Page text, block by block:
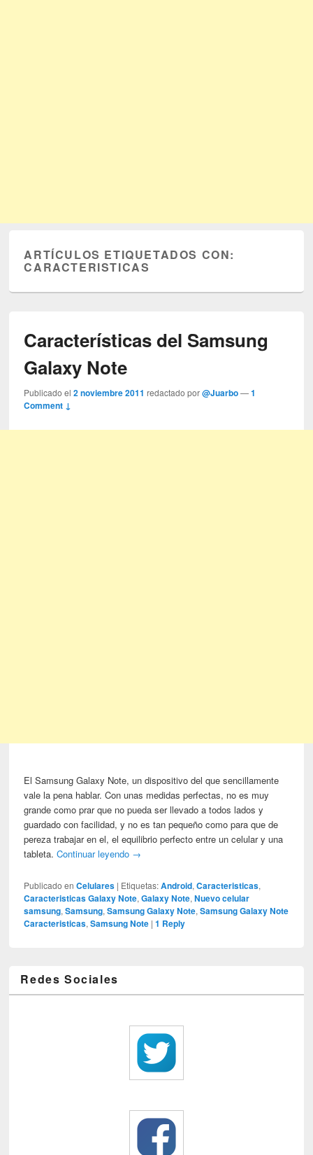
ARTÍCULOS ETIQUETADOS CON:
CARACTERISTICAS
Características del Samsung
Galaxy Note
Publicado el2 noviembre 2011 redactado por@Juarbo —1
Comment ↓
El Samsung Galaxy Note, un dispositivo del que sencillamente
vale la pena hablar. Con unas medidas perfectas, no es muy
grande como prar que no pueda ser llevado a todos lados y
guardado con facilidad, y no es tan pequeño como para que de
pereza trabajar en el, el equilibrio perfecto entre un celular y una
tableta.Continuar leyendo →
Publicado en Celulares | Etiquetas: Android,Caracteristicas,
Caracteristicas Galaxy Note,Galaxy Note,Nuevo celular
samsung,Samsung,Samsung Galaxy Note,Samsung Galaxy Note
Caracteristicas,Samsung Note |1 Reply
Redes Sociales